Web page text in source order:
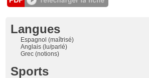
Langues
Espagnol (maîtrisé)
Anglais (lu/parlé)
Grec (notions)
Sports